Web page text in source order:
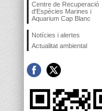
Centre de Recuperació
d'Espècies Marines i
Aquarium Cap Blanc
Notícies i alertes
Actualitat ambiental